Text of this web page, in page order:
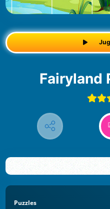
Puzzles